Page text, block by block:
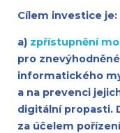
Cílem investice je:
a) zpřístupnění
pro
informatického
a na prevenci
digitální propasti.
za účelem